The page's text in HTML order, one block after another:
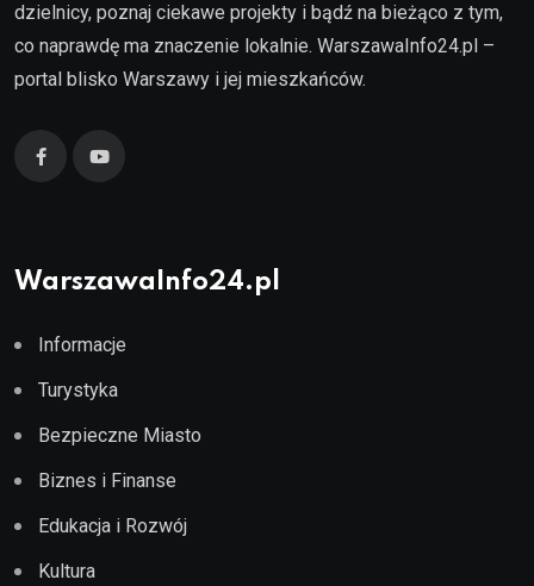
dzielnicy, poznaj ciekawe projekty i bądź na bieżąco z tym,
co naprawdę ma znaczenie lokalnie. WarszawaInfo24.pl –
portal blisko Warszawy i jej mieszkańców.
WarszawaInfo24.pl
Informacje
Turystyka
Bezpieczne Miasto
Biznes i Finanse
Edukacja i Rozwój
Kultura